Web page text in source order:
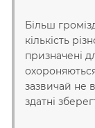
Більш
кількість
призначені
зазвичай не
здатні